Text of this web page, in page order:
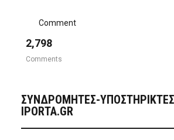
Comment
2,798
Comments
ΣΥΝΔΡΟΜΗΤΈΣ-
IPORTA.GR